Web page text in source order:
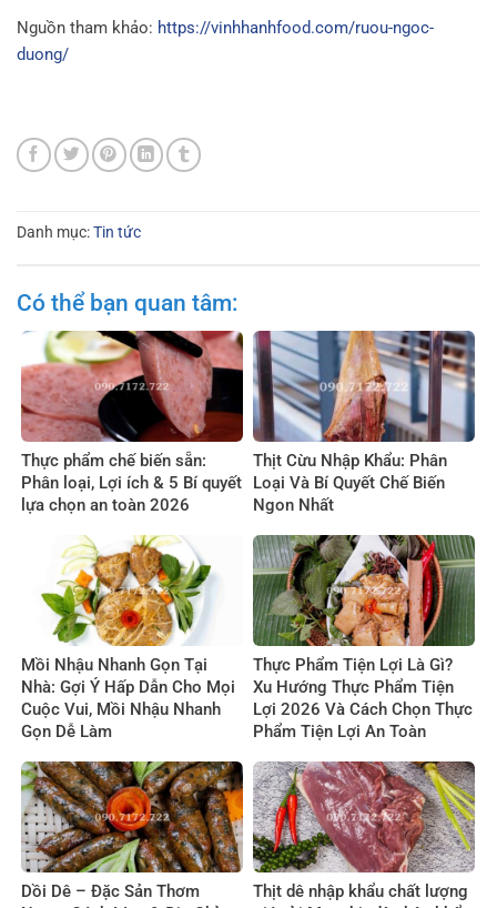
Nguồn tham khảo: https://vinhhanhfood.com/ruou-ngoc-
duong/
Danh mục:Tin tức
Có thể bạn quan tâm:
Thực phẩm chế biến sẵn:
Phân loại, Lợi ích & 5 Bí quyết
lựa chọn an toàn 2026
Thịt Cừu Nhập Khẩu: Phân
Loại Và Bí Quyết Chế Biến
Ngon Nhất
Mồi Nhậu Nhanh Gọn Tại
Nhà: Gợi Ý Hấp Dẫn Cho Mọi
Cuộc Vui, Mồi Nhậu Nhanh
Gọn Dễ Làm
Thực Phẩm Tiện Lợi Là Gì?
Xu Hướng Thực Phẩm Tiện
Lợi 2026 Và Cách Chọn Thực
Phẩm Tiện Lợi An Toàn
Dồi Dê – Đặc Sản Thơm
Thịt dê nhập khẩu chất lượng